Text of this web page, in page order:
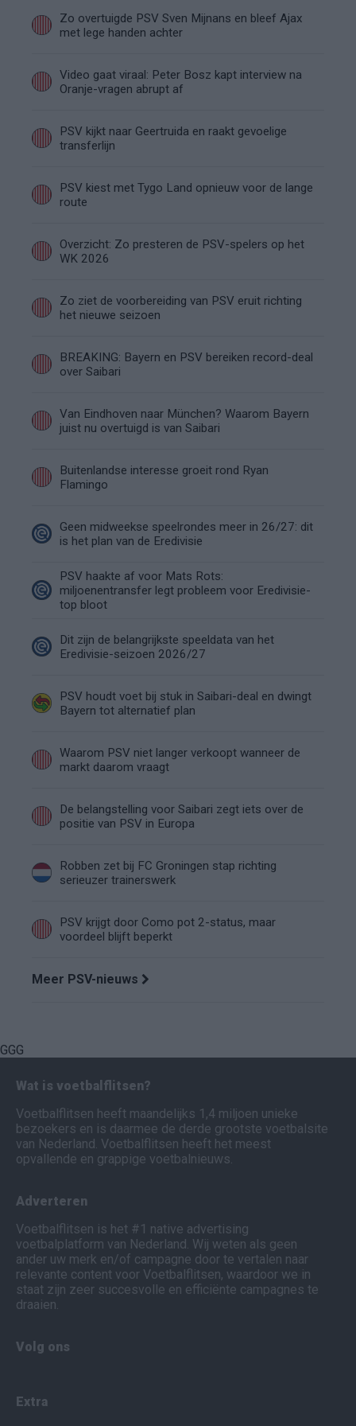
Zo overtuigde PSV Sven Mijnans en bleef Ajax
met lege handen achter
Video gaat viraal: Peter Bosz kapt interview na
Oranje-vragen abrupt af
PSV kijkt naar Geertruida en raakt gevoelige
transferlijn
PSV kiest met Tygo Land opnieuw voor de lange
route
Overzicht: Zo presteren de PSV-spelers op het
WK 2026
Zo ziet de voorbereiding van PSV eruit richting
het nieuwe seizoen
BREAKING: Bayern en PSV bereiken record-deal
over Saibari
Van Eindhoven naar München? Waarom Bayern
juist nu overtuigd is van Saibari
Buitenlandse interesse groeit rond Ryan
Flamingo
Geen midweekse speelrondes meer in 26/27: dit
is het plan van de Eredivisie
PSV haakte af voor Mats Rots:
miljoenentransfer legt probleem voor Eredivisie-
top bloot
Dit zijn de belangrijkste speeldata van het
Eredivisie-seizoen 2026/27
PSV houdt voet bij stuk in Saibari-deal en dwingt
Bayern tot alternatief plan
Waarom PSV niet langer verkoopt wanneer de
markt daarom vraagt
De belangstelling voor Saibari zegt iets over de
positie van PSV in Europa
Robben zet bij FC Groningen stap richting
serieuzer trainerswerk
PSV krijgt door Como pot 2-status, maar
voordeel blijft beperkt
Meer PSV-nieuws
GGG
Wat is voetbalflitsen?
Voetbalflitsen heeft maandelijks 1,4 miljoen unieke
bezoekers en is daarmee de derde grootste voetbalsite
van Nederland. Voetbalflitsen heeft het meest
opvallende en grappige voetbalnieuws.
Adverteren
Voetbalflitsen is het #1 native advertising
voetbalplatform van Nederland. Wij weten als geen
ander uw merk en/of campagne door te vertalen naar
relevante content voor Voetbalflitsen, waardoor we in
staat zijn zeer succesvolle en efficiënte campagnes te
draaien.
Volg ons
Extra